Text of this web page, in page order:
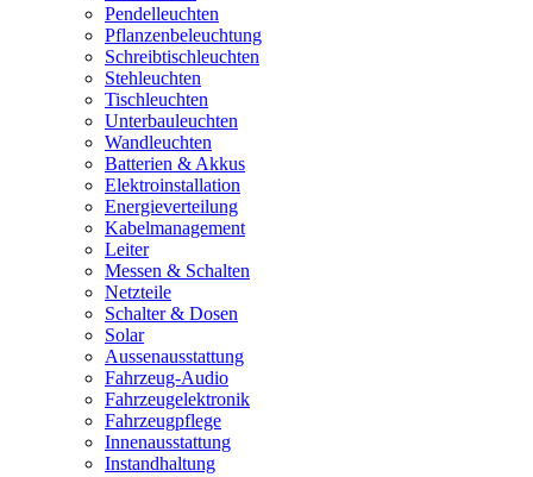
Pendelleuchten
Pflanzenbeleuchtung
Schreibtischleuchten
Stehleuchten
Tischleuchten
Unterbauleuchten
Wandleuchten
Batterien & Akkus
Elektroinstallation
Energieverteilung
Kabelmanagement
Leiter
Messen & Schalten
Netzteile
Schalter & Dosen
Solar
Aussenausstattung
Fahrzeug-Audio
Fahrzeugelektronik
Fahrzeugpflege
Innenausstattung
Instandhaltung